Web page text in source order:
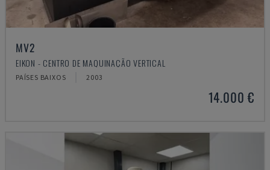
MV2
EIKON - CENTRO DE MAQUINAÇÃO VERTICAL
PAÍSES BAIXOS 2003
14.000 €